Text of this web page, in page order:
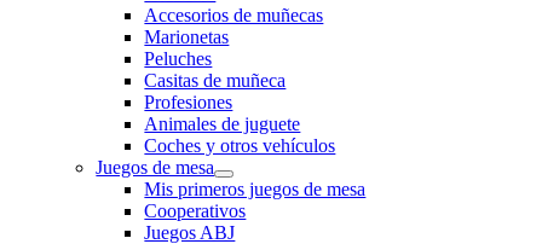
Accesorios de muñecas
Marionetas
Peluches
Casitas de muñeca
Profesiones
Animales de juguete
Coches y otros vehículos
Juegos de mesa
Mis primeros juegos de mesa
Cooperativos
Juegos ABJ